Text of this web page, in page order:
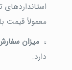
معمولاً قیمت
میزان
دارد.